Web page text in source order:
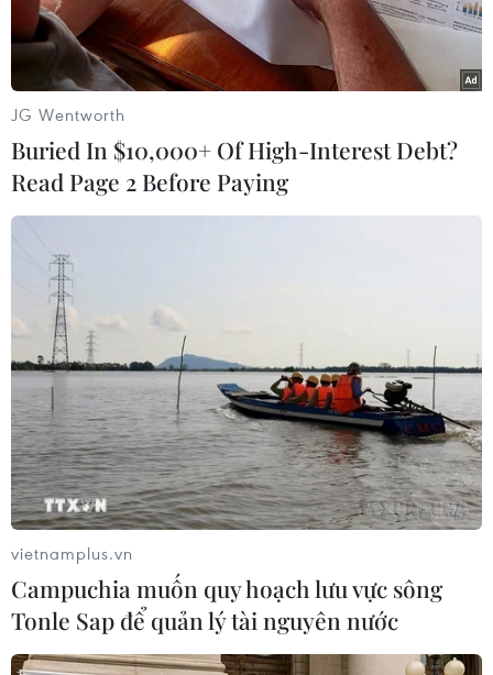
Nam ca sỹ người Mỹ Colonel Abrams. (Nguồn:
independent.co.uk)
Theo tờ The Independent, nam ca sỹ người Mỹ
Colonel Abrams đã qua đời ở tuổi 67 vào tuần
trước trong tình trạng vô gia cư.
Dù không phải là một cái quen thuộc song
Abrams vẫn được biết tới như người tiên phong
trong việc đưa dòng nhạc house tới với khán giả
đại chúng.
Trong sự nghiệp, nam ca sỹ sinh năm 1949 này
JG Wentworth
Buried In $10,000+ Of High-Interest Debt?
Read Page 2 Before Paying
vietnamplus.vn
Campuchia muốn quy hoạch lưu vực sông
Tonle Sap để quản lý tài nguyên nước